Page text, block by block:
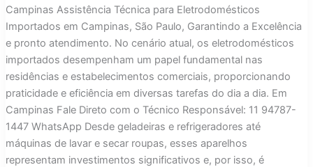
Campinas Assistência Técnica para Eletrodomésticos
Importados em Campinas, São Paulo, Garantindo a Excelência
e pronto atendimento. No cenário atual, os eletrodomésticos
importados desempenham um papel fundamental nas
residências e estabelecimentos comerciais, proporcionando
praticidade e eficiência em diversas tarefas do dia a dia. Em
Campinas Fale Direto com o Técnico Responsável: 11 94787-
1447 WhatsApp Desde geladeiras e refrigeradores até
máquinas de lavar e secar roupas, esses aparelhos
representam investimentos significativos e, por isso, é